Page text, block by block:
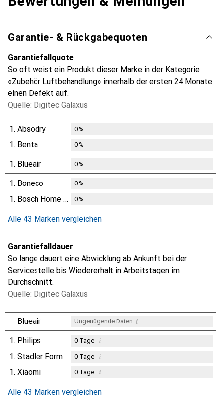
Garantie- & Rückgabequoten
Garantiefallquote
So oft weist ein Produkt dieser Marke in der Kategorie
«Zubehör Luftbehandlung» innerhalb der ersten 24 Monate
einen Defekt auf.
Quelle: Digitec Galaxus
1. Absodry 0%
1. Benta 0%
1. Blueair 0%
1. Boneco 0%
1. Bosch Home Comfort 0%
Alle 43 Marken vergleichen
Garantiefalldauer
So lange dauert eine Abwicklung ab Ankunft bei der
Servicestelle bis Wiedererhalt in Arbeitstagen im
Durchschnitt.
Quelle: Digitec Galaxus
Blueair Ungenügende Daten i
1. Philips 0Tage i
1. Stadler Form 0Tage i
1. Xiaomi 0Tage i
Alle 43 Marken vergleichen